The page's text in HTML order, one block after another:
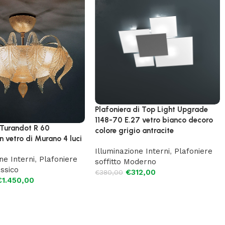
R 60
vetro di Murano 4 luci
Interni, Plafoniere
1.450,00
Plafoniera di Top Light Upgrade
1148-70 E.27 vetro bianco decoro
colore grigio antracite
Illuminazione Interni, Plafoniere
soffitto Moderno
€380,00 €312,00